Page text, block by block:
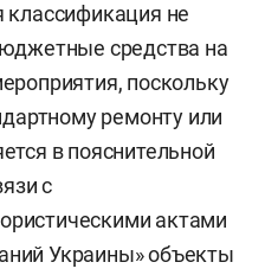
не
средства на
поскольку
ремонту или
в пояснительной
с
актами
Украины» объекты